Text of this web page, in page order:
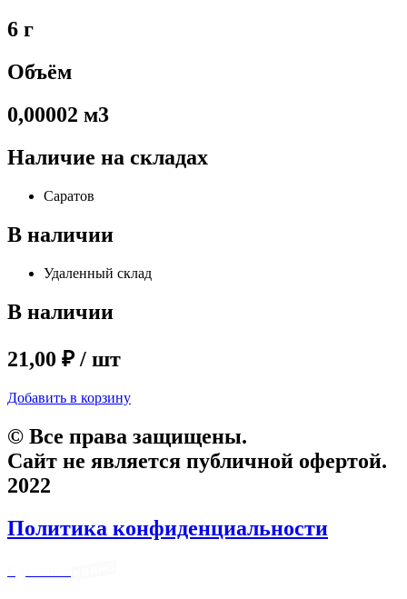
6 г
Объём
0,00002 м3
Наличие на складах
Саратов
В наличии
Удаленный склад
В наличии
21,00 ₽ / шт
Добавить в корзину
© Все права защищены.
Сайт не является публичной офертой.
2022
Политика конфиденциальности